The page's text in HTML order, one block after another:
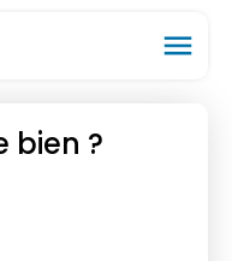
menu
bien ?